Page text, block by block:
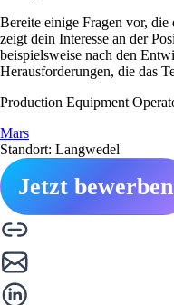
Bereite einige Fragen vor,
zeigt dein Interesse an der
beispielsweise nach den
Herausforderungen, die das
Production Equipment
Mars
Standort: Langwedel
Jetzt bewerben